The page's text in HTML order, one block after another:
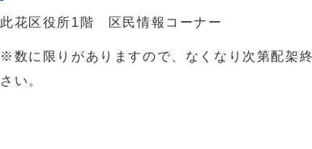
此花区役所1階 区民情報コーナー
※数に限りがありますので、なくなり次第配架
さい。